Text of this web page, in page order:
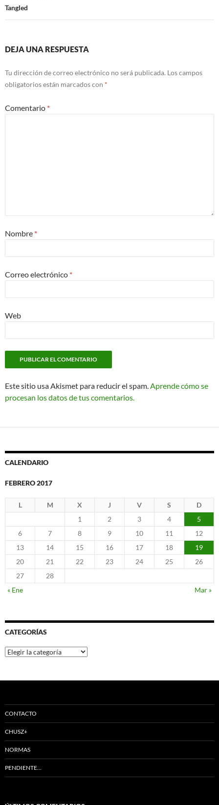
Tangled
DEJA UNA RESPUESTA
Tu dirección de correo electrónico no será publicada. Los campos
obligatorios están marcados con *
Comentario *
Nombre *
Correo electrónico *
Web
Este sitio usa Akismet para reducir el spam.Aprende cómo se
procesan los datos de tus comentarios.
CALENDARIO
FEBRERO 2017
L M X J V S
D
1
2 3 4
5
6
7 8 9 10 11
12
13
14 15 16 17 18
19
20
21 22 23 24 25
26
27
28
« Ene
Mar »
CATEGORÍAS
Categorías
CONTACTO
CHUSZ+
NORMAS
PENDIENTE…